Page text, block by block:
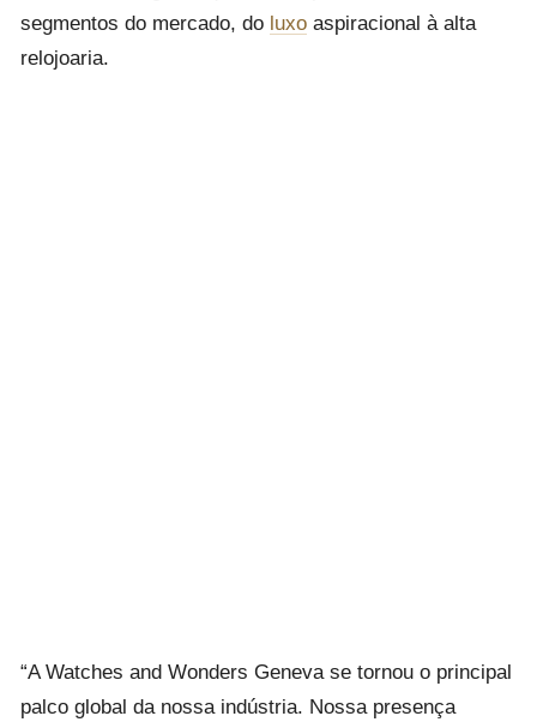
segmentos do mercado, do luxo aspiracional à alta
relojoaria.
“A Watches and Wonders Geneva se tornou o principal
palco global da nossa indústria. Nossa presença